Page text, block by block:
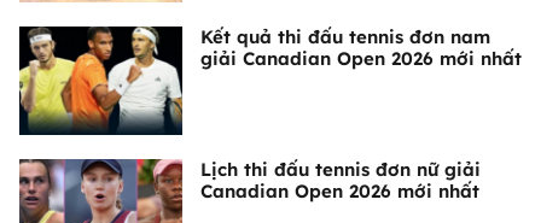
Kết quả thi đấu tennis đơn nam
giải Canadian Open 2026 mới nhất
Lịch thi đấu tennis đơn nữ giải
Canadian Open 2026 mới nhất